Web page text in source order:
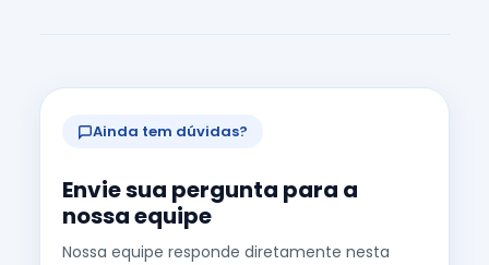
Ainda tem dúvidas?
Envie sua pergunta para a
nossa equipe
Nossa equipe responde diretamente nesta